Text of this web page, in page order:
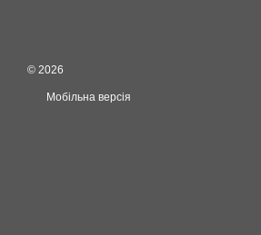
© 2026
Мобільна версія